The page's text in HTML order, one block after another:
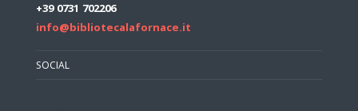
+39 0731 702206
info@bibliotecalafornace.it
SOCIAL